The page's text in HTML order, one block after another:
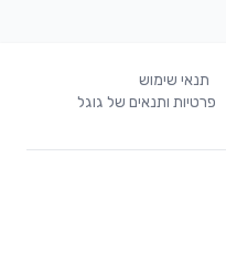
תנאי שימוש
פרטיות ותנאים של גוגל